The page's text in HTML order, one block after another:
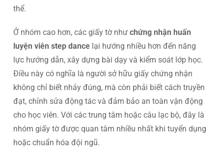
thể.
Ở nhóm cao hơn, các giấy tờ như chứng nhận huấn
luyện viên step dance lại hướng nhiều hơn đến năng
lực hướng dẫn, xây dựng bài dạy và kiểm soát lớp học.
Điều này có nghĩa là người sở hữu giấy chứng nhận
không chỉ biết nhảy đúng, mà còn phải biết cách truyền
đạt, chỉnh sửa động tác và đảm bảo an toàn vận động
cho học viên. Với các trung tâm hoặc câu lạc bộ, đây là
nhóm giấy tờ được quan tâm nhiều nhất khi tuyển dụng
hoặc chuẩn hóa đội ngũ.